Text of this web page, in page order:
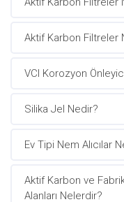
Aktif Karbon Filtreler
VCI Korozyon
Silika Jel Nedir?
Ev Tipi Nem Alıcılar
Aktif Karbon ve
Alanları Nelerdir?